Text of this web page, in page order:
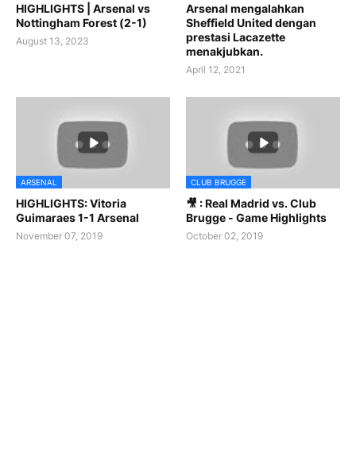
HIGHLIGHTS | Arsenal vs
Nottingham Forest (2-1)
August 13, 2023
Arsenal mengalahkan
Sheffield United dengan
prestasi Lacazette
menakjubkan.
April 12, 2021
ARSENAL
HIGHLIGHTS: Vitoria
Guimaraes 1-1 Arsenal
November 07, 2019
CLUB BRUGGE
🎥 : Real Madrid vs. Club
Brugge - Game Highlights
October 02, 2019